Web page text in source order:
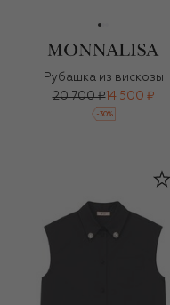
Рубашка из вискозы
20 700 ₽14 500 ₽
-30%